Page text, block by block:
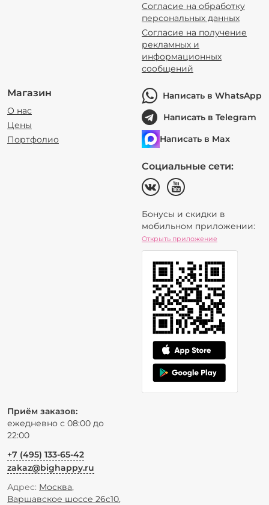
Согласие на обработку
персональных данных
Согласие на получение
рекламных и
информационных
сообщений
Магазин
О нас
Цены
Портфолио
Написать в WhatsApp
Написать в Telegram
Написать в Max
Социальные сети:
Бонусы и скидки в
мобильном приложении:
Открыть приложение
Приём заказов:
ежедневно с 08:00 до
22:00
+7 (495) 133-65-42
zakaz@bighappy.ru
Адрес: Москва,
Варшавское шоссе 26с10,